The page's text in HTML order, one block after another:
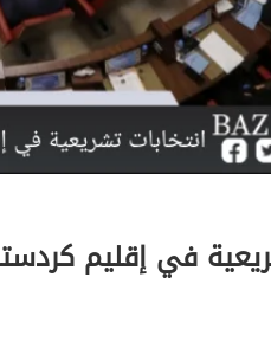
في إقليم